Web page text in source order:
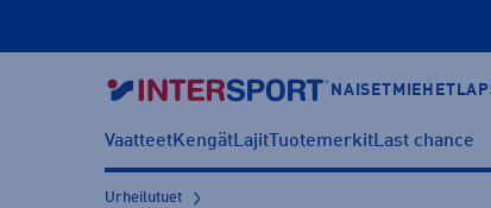
NAISET MIEHET
VaatteetKengätLajitTuotemerkitLast chance
Urheilutuet